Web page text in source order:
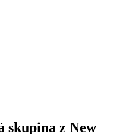
skupina z New